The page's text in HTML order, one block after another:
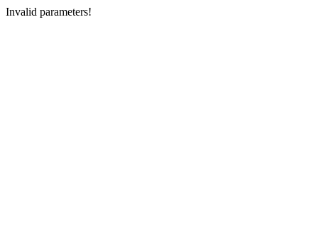
Invalid parameters!